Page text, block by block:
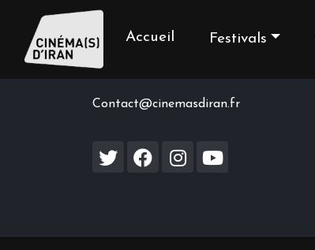
Accueil Festivals
Contact us
Contact@cinemasdiran.fr